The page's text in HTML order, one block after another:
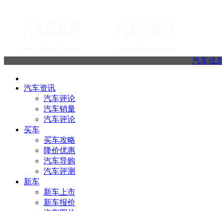
汽车信
汽车资讯
汽车评论
汽车销量
汽车评论
买车
买车攻略
降价优惠
汽车导购
汽车评测
新车
新车上市
新车报价